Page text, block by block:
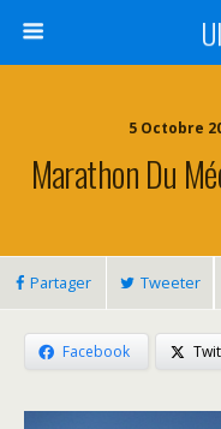
5 Octobre
Marathon Du
Partager Tweeter
Facebook